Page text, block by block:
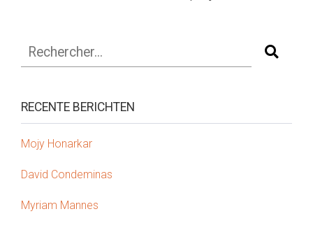
RECENTE BERICHTEN
Mojy Honarkar
David Condeminas
Myriam Mannes